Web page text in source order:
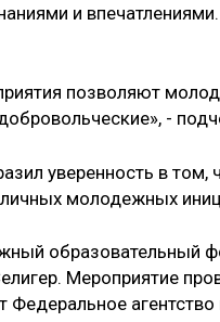
и
позволяют
-
уверенность в
молодежных
образовательный
Мероприятие
Федеральное